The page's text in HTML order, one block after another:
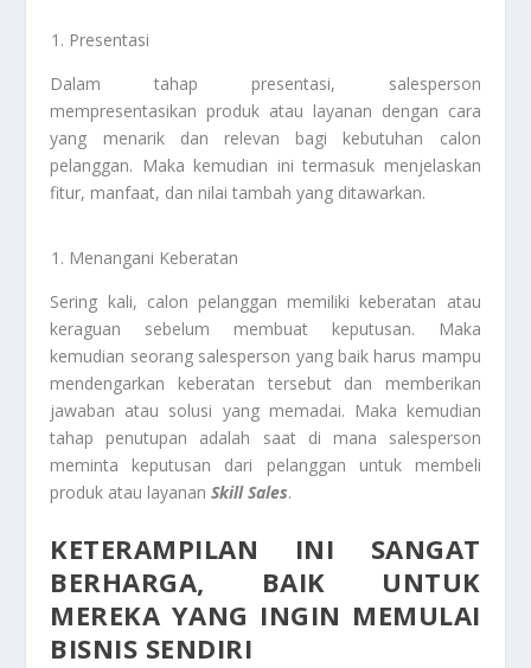
Presentasi
Dalam tahap presentasi, salesperson
mempresentasikan produk atau layanan dengan cara
yang menarik dan relevan bagi kebutuhan calon
pelanggan. Maka kemudian ini termasuk menjelaskan
fitur, manfaat, dan nilai tambah yang ditawarkan.
Menangani Keberatan
Sering kali, calon pelanggan memiliki keberatan atau
keraguan sebelum membuat keputusan. Maka
kemudian seorang salesperson yang baik harus mampu
mendengarkan keberatan tersebut dan memberikan
jawaban atau solusi yang memadai. Maka kemudian
tahap penutupan adalah saat di mana salesperson
meminta keputusan dari pelanggan untuk membeli
produk atau layanan Skill Sales.
KETERAMPILAN INI SANGAT
BERHARGA, BAIK UNTUK
MEREKA YANG INGIN MEMULAI
BISNIS SENDIRI